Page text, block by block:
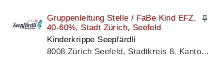
Gruppenleitung Stelle / FaBe Kind EFZ,
40-60%, Stadt Zürich, Seefeld
Kinderkrippe Seepfärdli
8008 Zürich Seefeld, Stadtkreis 8, Kanton Zürich